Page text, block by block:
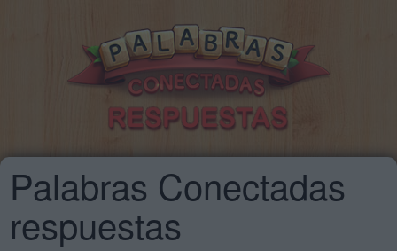
Palabras Conectadas
respuestas